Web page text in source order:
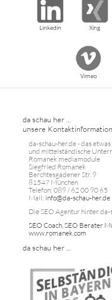
Linkedin Xing
Vimeo
da schau her ...
unsere
da-schau-her.de - das
und mittelständische
Romanek mediamodule
Siegfried Romanek
Berchtesgadener Str. 9
81547 München
Telefon: 089 / 62 00 90 65
Mail: info@da-schau-her.de
Die SEO Agentur hinter da-
SEO Coach, SEO Berater
www.romanek.com
da schau her ...